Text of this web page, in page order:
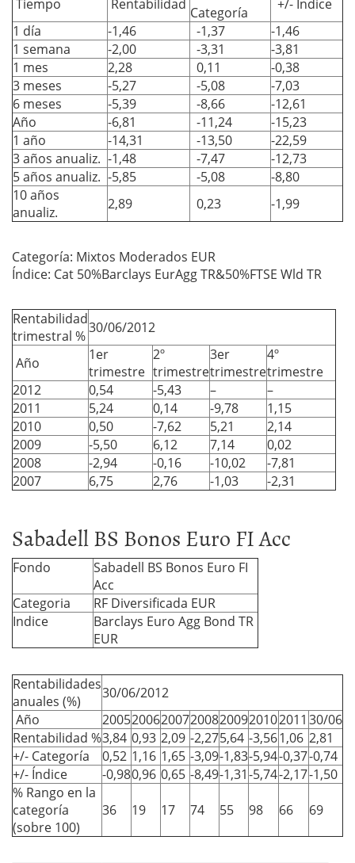
Tiempo Rentabilidad Categoría
+/- Índice
1 día
-1,46 -1,37
-1,46
1 semana
-2,00 -3,31
-3,81
1 mes
2,28 0,11
-0,38
3 meses
-5,27 -5,08
-7,03
6 meses
-5,39 -8,66
-12,61
Año
-6,81 -11,24
-15,23
1 año
-14,31 -13,50
-22,59
3 años anualiz. -1,48 -7,47
-12,73
5 años anualiz. -5,85 -5,08
-8,80
10 años
anualiz.
2,89 0,23 -1,99
Categoría: Mixtos Moderados EUR
Índice: Cat 50%Barclays EurAgg TR&50%FTSE Wld TR
Rentabilidad
trimestral %30/06/2012
Año
1er
trimestre
2º
trimestre
3er
trimestre
4º
trimestre
2012
0,54 -5,43 –
–
2011
5,24 0,14 -9,78
1,15
2010
0,50 -7,62 5,21
2,14
2009
-5,50 6,12 7,14
0,02
2008
-2,94 -0,16 -10,02
-7,81
2007
6,75 2,76 -1,03 -2,31
Sabadell BS Bonos Euro FI Acc
Fondo
Sabadell BS Bonos Euro FI
Acc
Categoria
RF Diversificada EUR
Indice
Barclays Euro Agg Bond TR
EUR
Rentabilidades
anuales (%)
30/06/2012
Año
2005200620072008200920102011 30/06
Rentabilidad %3,84 0,93 2,09 -2,275,64 -3,561,06 2,81
+/- Categoría
0,52 1,16 1,65 -3,09-1,83-5,94-0,37-0,74
+/- Índice
-0,980,96 0,65 -8,49-1,31-5,74-2,17-1,50
% Rango en la
categoría
(sobre 100)
36 19 17 74 55 98 66 69